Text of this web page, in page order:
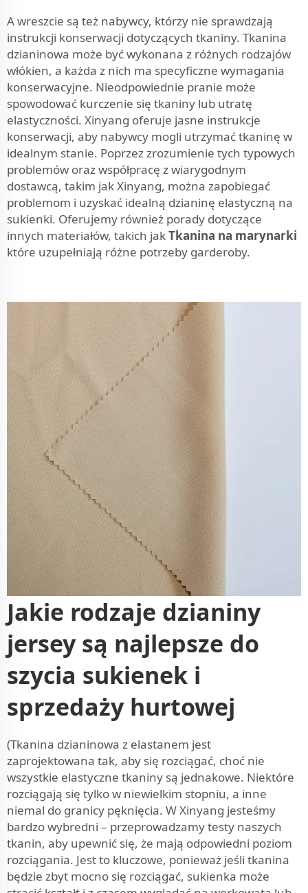
A wreszcie są też nabywcy, którzy nie sprawdzają
instrukcji konserwacji dotyczących tkaniny. Tkanina
dzianinowa może być wykonana z różnych rodzajów
włókien, a każda z nich ma specyficzne wymagania
konserwacyjne. Nieodpowiednie pranie może
spowodować kurczenie się tkaniny lub utratę
elastyczności. Xinyang oferuje jasne instrukcje
konserwacji, aby nabywcy mogli utrzymać tkaninę w
idealnym stanie. Poprzez zrozumienie tych typowych
problemów oraz współpracę z wiarygodnym
dostawcą, takim jak Xinyang, można zapobiegać
problemom i uzyskać idealną dzianinę elastyczną na
sukienki. Oferujemy również porady dotyczące
innych materiałów, takich jakTkanina na marynarki
które uzupełniają różne potrzeby garderoby.
Jakie rodzaje dzianiny
jersey są najlepsze do
szycia sukienek i
sprzedaży hurtowej
(Tkanina dzianinowa z elastanem jest
zaprojektowana tak, aby się rozciągać, choć nie
wszystkie elastyczne tkaniny są jednakowe. Niektóre
rozciągają się tylko w niewielkim stopniu, a inne
niemal do granicy pęknięcia. W Xinyang jesteśmy
bardzo wybredni – przeprowadzamy testy naszych
tkanin, aby upewnić się, że mają odpowiedni poziom
rozciągania. Jest to kluczowe, ponieważ jeśli tkanina
będzie zbyt mocno się rozciągać, sukienka może